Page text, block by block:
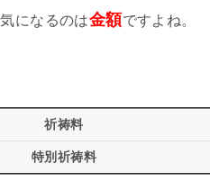
になるのは金額ですよね。
祈祷料
特別祈祷料